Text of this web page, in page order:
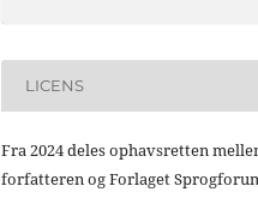
LICENS
Fra 2024 deles ophavsretten
forfatteren og Forlaget